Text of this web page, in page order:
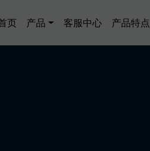
navigation
页 产品 客服中心 产品特点